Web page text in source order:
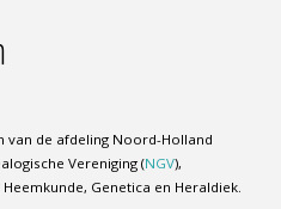
van de afdeling Noord-Holland
Vereniging (NGV),
Genetica en Heraldiek.